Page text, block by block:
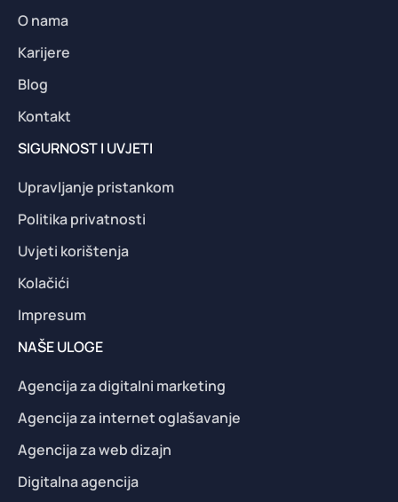
O nama
Karijere
Blog
Kontakt
SIGURNOST I UVJETI
Upravljanje pristankom
Politika privatnosti
Uvjeti korištenja
Kolačići
Impresum
NAŠE ULOGE
Agencija za digitalni marketing
Agencija za internet oglašavanje
Agencija za web dizajn
Digitalna agencija